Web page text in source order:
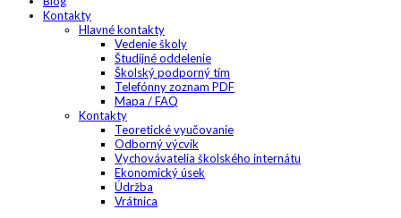
Kontakty
Hlavné kontakty
Vedenie školy
Študijné oddelenie
Školský podporný tím
Telefónny zoznam PDF
Mapa / FAQ
Kontakty
Teoretické vyučovanie
Odborný výcvik
Vychovávatelia školského internátu
Ekonomický úsek
Údržba
Vrátnica